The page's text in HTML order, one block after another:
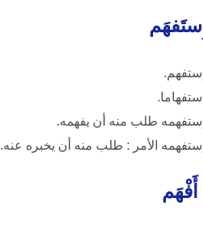
إِستَفهَم
إستفهم.
استفهاما.
إستفهمه طلب منه أن يفهمه.
إستفهمه الأمر : طلب منه أن يخبره عنه.
أَفْهَم